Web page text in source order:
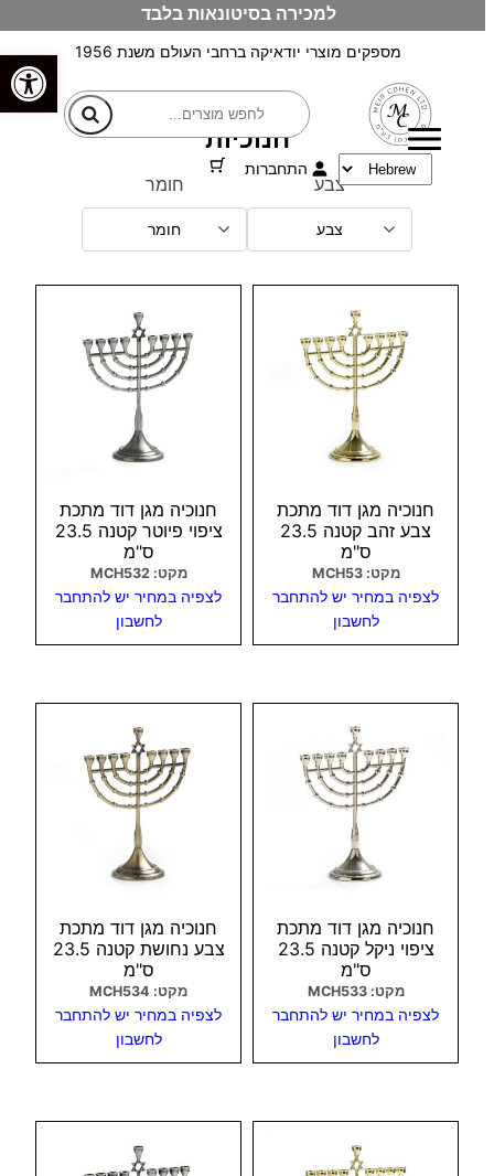
פתח
למכירה בסיטונאות בלבד
מספקים מוצרי יודאיקה ברחבי העולם משנת 1956
חיפוש
התחברות
חנוכיות
צבע
צבע
חומר
חומר
חנוכיה מגן דוד מתכת
צבע זהב קטנה 23.5
ס"מ
מקט: MCH53
לצפיה במחיר יש להתחבר
לחשבון
חנוכיה מגן דוד מתכת
ציפוי פיוטר קטנה 23.5
ס"מ
מקט: MCH532
לצפיה במחיר יש להתחבר
לחשבון
חנוכיה מגן דוד מתכת
ציפוי ניקל קטנה 23.5
ס"מ
מקט: MCH533
לצפיה במחיר יש להתחבר
לחשבון
חנוכיה מגן דוד מתכת
צבע נחושת קטנה 23.5
ס"מ
מקט: MCH534
לצפיה במחיר יש להתחבר
לחשבון